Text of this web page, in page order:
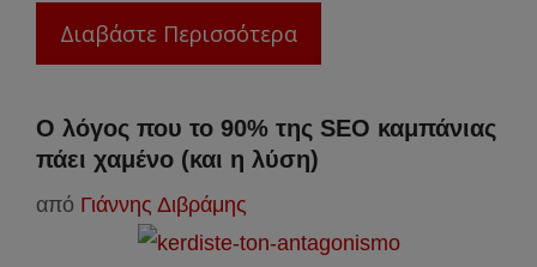
Διαβάστε Περισσότερα
Ο λόγος που το 90% της SEO καμπάνιας
πάει χαμένο (και η λύση)
από Γιάννης Διβράμης